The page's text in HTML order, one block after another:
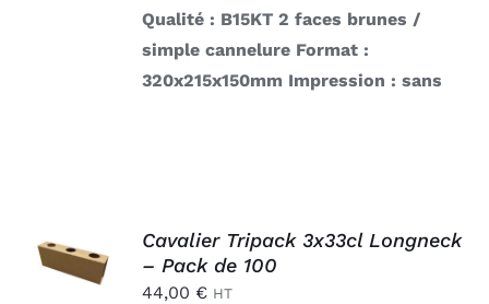
Qualité : B15KT 2 faces brunes /
simple cannelure Format :
320x215x150mm Impression : sans
AU
PANIER
Cavalier Tripack 3x33cl Longneck
– Pack de 100
44,00 € HT